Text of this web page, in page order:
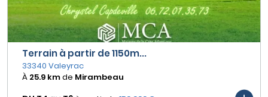
Terrain à partir de 1150m...
33340 Valeyrac
À 25.9 kmde Mirambeau